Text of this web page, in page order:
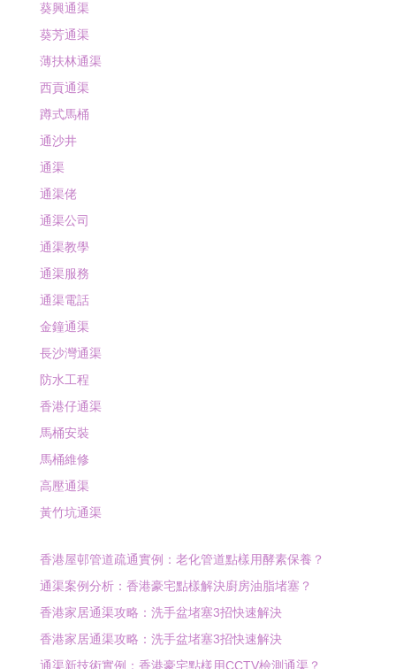
葵興通渠
葵芳通渠
薄扶林通渠
西貢通渠
蹲式馬桶
通沙井
通渠
通渠佬
通渠公司
通渠教學
通渠服務
通渠電話
金鐘通渠
長沙灣通渠
防水工程
香港仔通渠
馬桶安裝
馬桶維修
高壓通渠
黃竹坑通渠
香港屋邨管道疏通實例：老化管道點樣用酵素保養？
通渠案例分析：香港豪宅點樣解決廚房油脂堵塞？
香港家居通渠攻略：洗手盆堵塞3招快速解決
香港家居通渠攻略：洗手盆堵塞3招快速解決
通渠新技術實例：香港豪宅點樣用CCTV檢測通渠？